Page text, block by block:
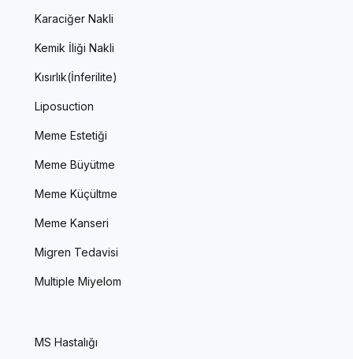
Karaciğer Nakli
Kemik İliği Nakli
Kısırlık(İnferilite)
Liposuction
Meme Estetiği
Meme Büyütme
Meme Küçültme
Meme Kanseri
Migren Tedavisi
Multiple Miyelom
MS Hastalığı